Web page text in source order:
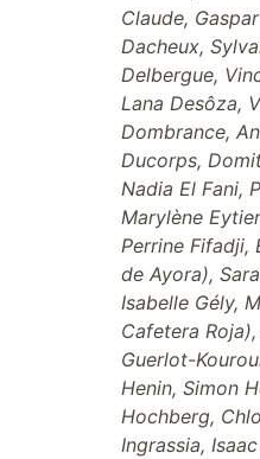
Claude,
Dacheux,
Delbergue,
Lana Desôza,
Dombrance,
Ducorps,
Nadia El Fani,
Marylène
Perrine Fifadji,
de Ayora),
Isabelle Gély,
Cafetera
Guerlot-
Henin, Simon
Hochberg,
Ingrassia,